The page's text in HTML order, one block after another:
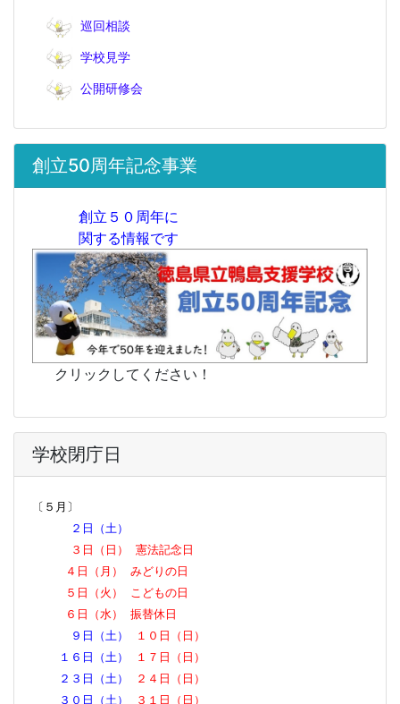
巡回相談
学校見学
公開研修会
創立50周年記念事業
創立５０周年に
関する情報です
クリックしてください！
学校閉庁日
〔５月〕
２日（土）
３日（日） 憲法記念日
４日（月） みどりの日
５日（火） こどもの日
６日（水） 振替休日
９日（土）
１０日（日）
１６日（土）
１７日（日）
２３日（土）
２４日（日）
３０日（土）
３１日（日）